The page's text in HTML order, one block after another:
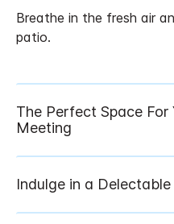
Breathe in the fresh air
patio.